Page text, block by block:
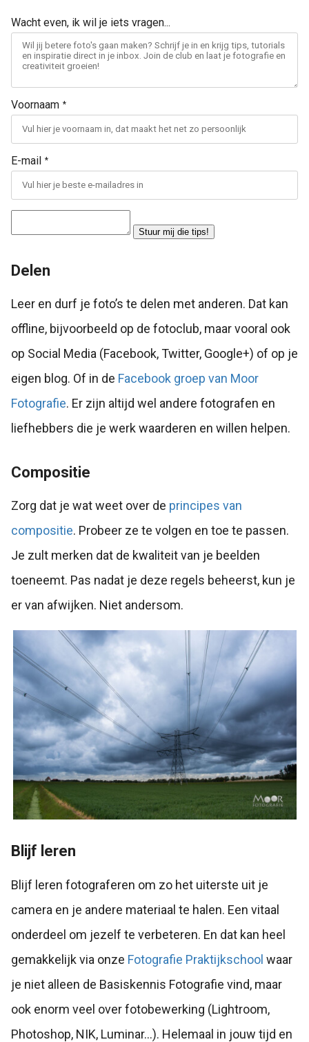
Wacht even, ik wil je iets vragen...
Voornaam *
E-mail *
Stuur mij die tips!
Delen
Leer en durf je foto’s te delen met anderen. Dat kan
offline, bijvoorbeeld op de fotoclub, maar vooral ook
op Social Media (Facebook, Twitter, Google+) of op je
eigen blog. Of in de Facebook groep van Moor
Fotografie. Er zijn altijd wel andere fotografen en
liefhebbers die je werk waarderen en willen helpen.
Compositie
Zorg dat je wat weet over de principes van
compositie. Probeer ze te volgen en toe te passen.
Je zult merken dat de kwaliteit van je beelden
toeneemt. Pas nadat je deze regels beheerst, kun je
er van afwijken. Niet andersom.
Blijf leren
Blijf leren fotograferen om zo het uiterste uit je
camera en je andere materiaal te halen. Een vitaal
onderdeel om jezelf te verbeteren. En dat kan heel
gemakkelijk via onze Fotografie Praktijkschool waar
je niet alleen de Basiskennis Fotografie vind, maar
ook enorm veel over fotobewerking (Lightroom,
Photoshop, NIK, Luminar...). Helemaal in jouw tijd en